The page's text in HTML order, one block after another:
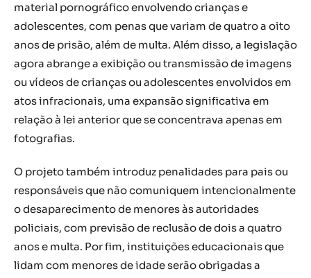
material pornográfico envolvendo crianças e
adolescentes, com penas que variam de quatro a oito
anos de prisão, além de multa. Além disso, a legislação
agora abrange a exibição ou transmissão de imagens
ou vídeos de crianças ou adolescentes envolvidos em
atos infracionais, uma expansão significativa em
relação à lei anterior que se concentrava apenas em
fotografias.
O projeto também introduz penalidades para pais ou
responsáveis que não comuniquem intencionalmente
o desaparecimento de menores às autoridades
policiais, com previsão de reclusão de dois a quatro
anos e multa. Por fim, instituições educacionais que
lidam com menores de idade serão obrigadas a